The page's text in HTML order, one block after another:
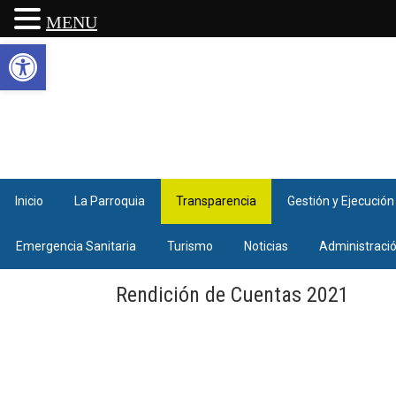
Inicio La Parroquia Transparencia Gestión y Ejecución
Emergencia Sanitaria Turismo Noticias
Rendición de Cuentas 2021
MENU
Abrir barra de herramientas